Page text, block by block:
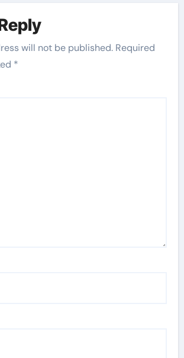
will not be published. Required
*